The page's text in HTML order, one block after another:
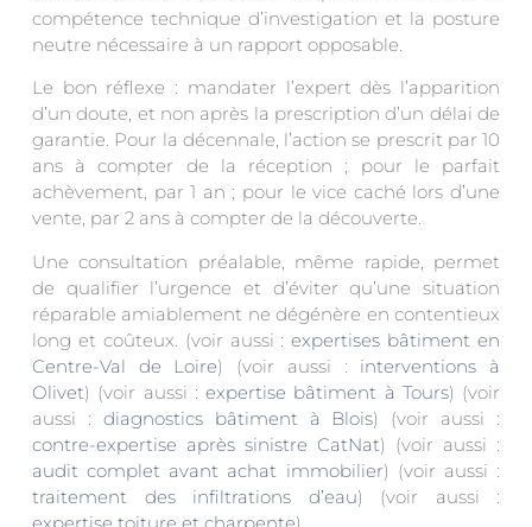
compétence technique d’investigation et la posture
neutre nécessaire à un rapport opposable.
Le bon réflexe : mandater l’expert dès l’apparition
d’un doute, et non après la prescription d’un délai de
garantie. Pour la décennale, l’action se prescrit par 10
ans à compter de la réception ; pour le parfait
achèvement, par 1 an ; pour le vice caché lors d’une
vente, par 2 ans à compter de la découverte.
Une consultation préalable, même rapide, permet
de qualifier l’urgence et d’éviter qu’une situation
réparable amiablement ne dégénère en contentieux
long et coûteux. (voir aussi :expertises bâtiment en
Centre-Val de Loire) (voir aussi : interventions à
Olivet) (voir aussi : expertise bâtiment à Tours) (voir
aussi : diagnostics bâtiment à Blois) (voir aussi :
contre-expertise après sinistre CatNat) (voir aussi :
audit complet avant achat immobilier) (voir aussi :
traitement des infiltrations d’eau) (voir aussi :